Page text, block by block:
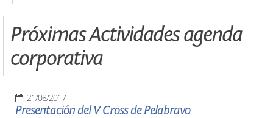
Próximas Actividades agenda
corporativa
21/08/2017
Presentación del V Cross de Pelabravo